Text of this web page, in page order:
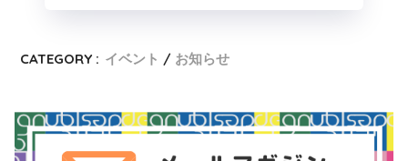
CATEGORY : イベント お知らせ